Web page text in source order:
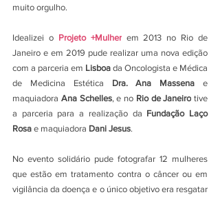
muito orgulho.
Idealizei o Projeto +Mulher em 2013 no Rio de
Janeiro e em 2019 pude realizar uma nova edição
com a parceria em Lisboa da Oncologista e Médica
de Medicina Estética Dra. Ana Massena e
maquiadora Ana Schelles, e no Rio de Janeiro tive
a parceria para a realização da Fundação Laço
Rosa e maquiadora Dani Jesus.
No evento solidário pude fotografar 12 mulheres
que estão em tratamento contra o câncer ou em
vigilância da doença e o único objetivo era resgatar